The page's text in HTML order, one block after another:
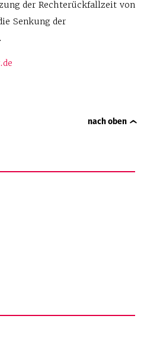
der Rechterückfallzeit von
Senkung der
nach oben